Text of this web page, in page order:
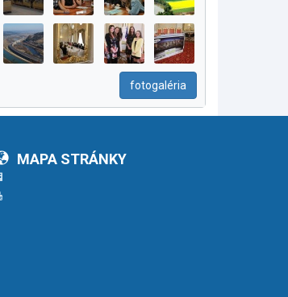
fotogaléria
MAPA STRÁNKY
Facebook
YouTube